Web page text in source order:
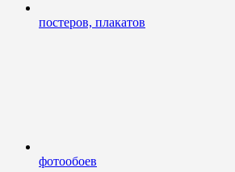
постеров, плакатов
фотообоев